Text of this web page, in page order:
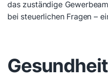
das zuständige
bei steuerlichen Fragen –